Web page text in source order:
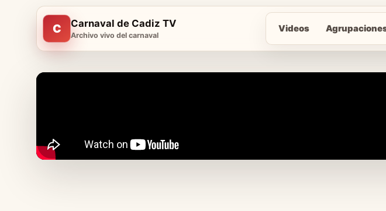
C Carnaval de Cadiz TV
Archivo vivo del carnaval
Videos